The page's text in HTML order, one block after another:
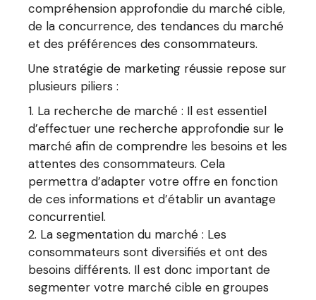
compréhension approfondie du marché cible,
de la concurrence, des tendances du marché
et des préférences des consommateurs.
Une stratégie de marketing réussie repose sur
plusieurs piliers :
La recherche de marché : Il est essentiel
d’effectuer une recherche approfondie sur le
marché afin de comprendre les besoins et les
attentes des consommateurs. Cela
permettra d’adapter votre offre en fonction
de ces informations et d’établir un avantage
concurrentiel.
La segmentation du marché : Les
consommateurs sont diversifiés et ont des
besoins différents. Il est donc important de
segmenter votre marché cible en groupes